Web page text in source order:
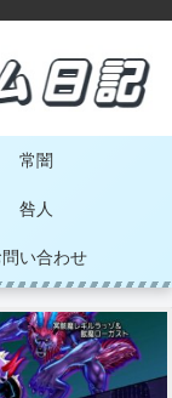
常闇
咎人
問い合わせ